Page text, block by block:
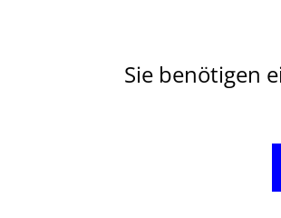
Sie benötigen